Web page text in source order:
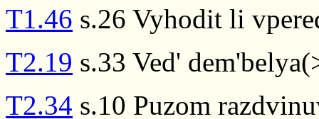
T1.46 s.26 Vyhodit li
T2.19 s.33 Ved'
T2.34 s.10 Puzom